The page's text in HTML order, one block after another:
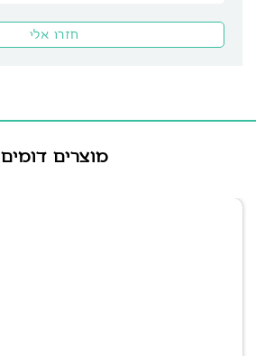
מוצרים דומים